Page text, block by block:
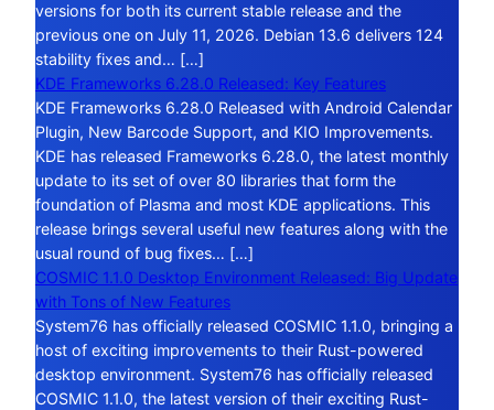
versions for both its current stable release and the
previous one on July 11, 2026. Debian 13.6 delivers 124
stability fixes and… […]
KDE Frameworks 6.28.0 Released: Key Features
KDE Frameworks 6.28.0 Released with Android Calendar
Plugin, New Barcode Support, and KIO Improvements.
KDE has released Frameworks 6.28.0, the latest monthly
update to its set of over 80 libraries that form the
foundation of Plasma and most KDE applications. This
release brings several useful new features along with the
usual round of bug fixes… […]
COSMIC 1.1.0 Desktop Environment Released: Big Update
with Tons of New Features
System76 has officially released COSMIC 1.1.0, bringing a
host of exciting improvements to their Rust-powered
desktop environment. System76 has officially released
COSMIC 1.1.0, the latest version of their exciting Rust-